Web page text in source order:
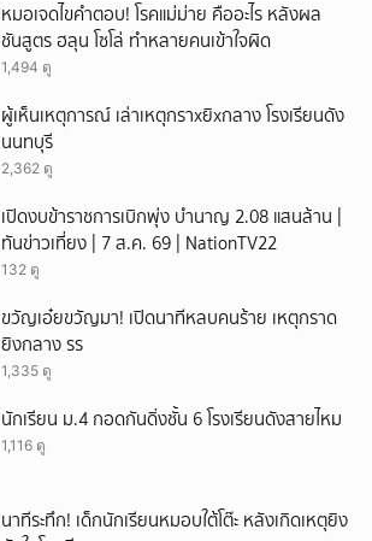
หมอเจดไขคำตอบ! โรคแม่ม่าย คืออะไร หลังผล
ชันสูตร ฮลุน โซโล่ ทำหลายคนเข้าใจผิด
1,494 ดู
ผู้เห็นเหตุการณ์ เล่าเหตุกราxยิxกลาง โรงเรียนดัง
นนทบุรี
2,362 ดู
เปิดงบข้าราชการเบิกพุ่ง บำนาญ 2.08 แสนล้าน |
ทันข่าวเที่ยง | 7 ส.ค. 69 | NationTV22
132 ดู
ขวัญเอ๋ยขวัญมา! เปิดนาทีหลบคนร้าย เหตุกราด
ยิงกลาง รร
1,335 ดู
นักเรียน ม.4 กอดกันดิ่งชั้น 6 โรงเรียนดังสายไหม
1,116 ดู
นาทีระทึก! เด็กนักเรียนหมอบใต้โต๊ะ หลังเกิดเหตุยิง